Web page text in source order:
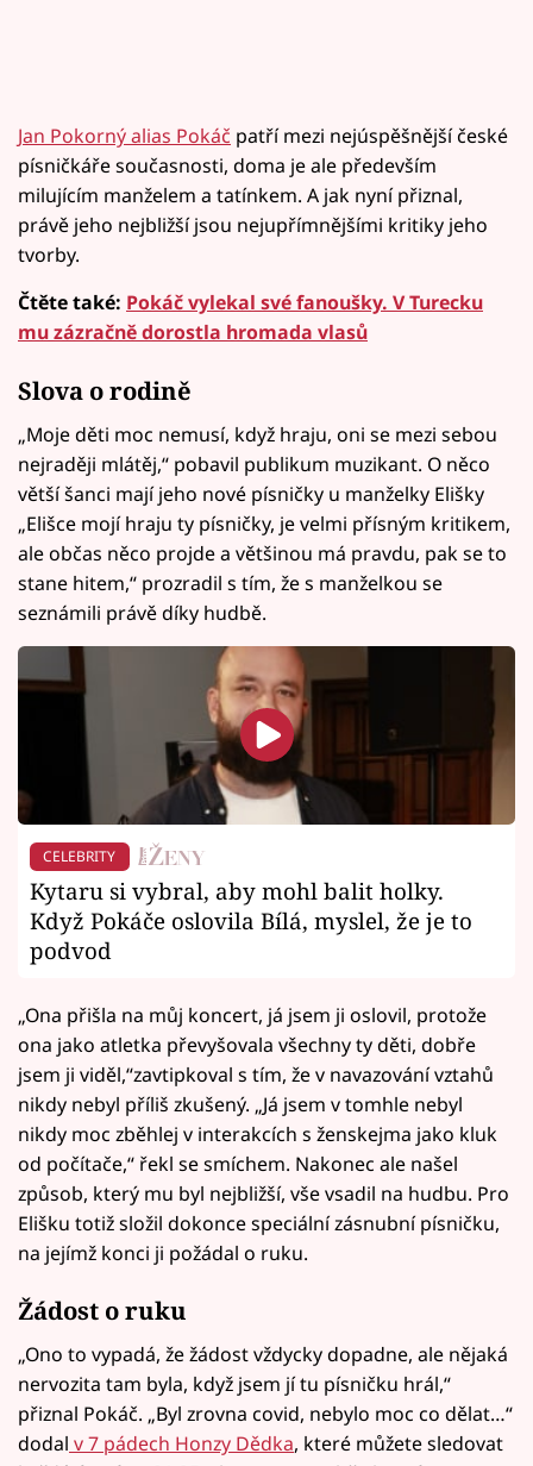
Jan Pokorný alias Pokáč patří mezi nejúspěšnější české
písničkáře současnosti, doma je ale především
milujícím manželem a tatínkem. A jak nyní přiznal,
právě jeho nejbližší jsou nejupřímnějšími kritiky jeho
tvorby.
Čtěte také: Pokáč vylekal své fanoušky. V Turecku
mu zázračně dorostla hromada vlasů
Slova o rodině
„Moje děti moc nemusí, když hraju, oni se mezi sebou
nejraději mlátěj,“ pobavil publikum muzikant. O něco
větší šanci mají jeho nové písničky u manželky Elišky
„Elišce mojí hraju ty písničky, je velmi přísným kritikem,
ale občas něco projde a většinou má pravdu, pak se to
stane hitem,“ prozradil s tím, že s manželkou se
seznámili právě díky hudbě.
CELEBRITY
Kytaru si vybral, aby mohl balit holky.
Když Pokáče oslovila Bílá, myslel, že je to
podvod
„Ona přišla na můj koncert, já jsem ji oslovil, protože
ona jako atletka převyšovala všechny ty děti, dobře
jsem ji viděl,“zavtipkoval s tím, že v navazování vztahů
nikdy nebyl příliš zkušený. „Já jsem v tomhle nebyl
nikdy moc zběhlej v interakcích s ženskejma jako kluk
od počítače,“ řekl se smíchem. Nakonec ale našel
způsob, který mu byl nejbližší, vše vsadil na hudbu. Pro
Elišku totiž složil dokonce speciální zásnubní písničku,
na jejímž konci ji požádal o ruku.
Žádost o ruku
„Ono to vypadá, že žádost vždycky dopadne, ale nějaká
nervozita tam byla, když jsem jí tu písničku hrál,“
přiznal Pokáč. „Byl zrovna covid, nebylo moc co dělat…“
dodal v 7 pádech Honzy Dědka, které můžete sledovat